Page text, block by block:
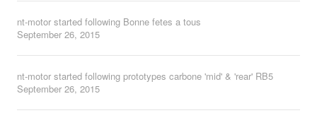
nt-motor started following Bonne fetes a tous
September 26, 2015
nt-motor started following prototypes carbone 'mid' & 'rear' RB5
September 26, 2015